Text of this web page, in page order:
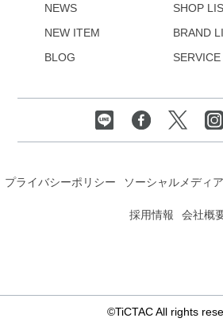
NEWS
NEW ITEM
BLOG
SHOP
BRAND
SERVICE
プライバシーポリシー ソーシャルメディ
採用情報
会社概
©TiCTAC All rights